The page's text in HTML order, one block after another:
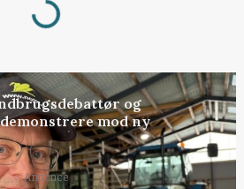
Loading...
og
mod ny
Annonce